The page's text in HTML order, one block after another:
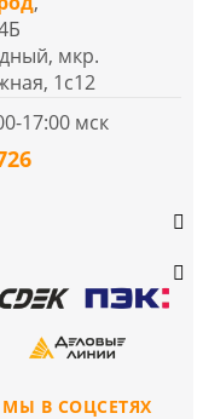
мкр.
1с12
17:00 мск
МЫ В СОЦСЕТЯХ